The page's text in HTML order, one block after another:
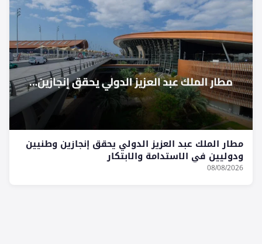
مطار الملك عبد العزيز الدولي يحقق إنجازين وطنيين
ودوليين في الاستدامة والابتكار
08/08/2026